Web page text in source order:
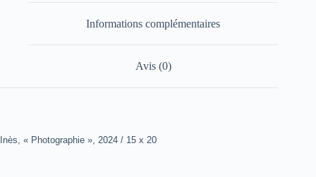
Informations complémentaires
Avis (0)
Inès, « Photographie », 2024 / 15 x 20